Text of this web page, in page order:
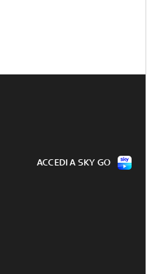
ACCEDI A SKY GO